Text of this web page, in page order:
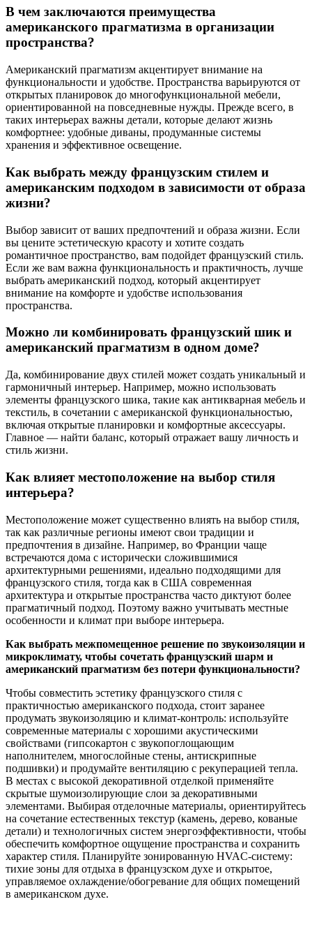
В чем заключаются преимущества
американского прагматизма в организации
пространства?
Американский прагматизм акцентирует внимание на
функциональности и удобстве. Пространства варьируются от
открытых планировок до многофункциональной мебели,
ориентированной на повседневные нужды. Прежде всего, в
таких интерьерах важны детали, которые делают жизнь
комфортнее: удобные диваны, продуманные системы
хранения и эффективное освещение.
Как выбрать между французским стилем и
американским подходом в зависимости от образа
жизни?
Выбор зависит от ваших предпочтений и образа жизни. Если
вы цените эстетическую красоту и хотите создать
романтичное пространство, вам подойдет французский стиль.
Если же вам важна функциональность и практичность, лучше
выбрать американский подход, который акцентирует
внимание на комфорте и удобстве использования
пространства.
Можно ли комбинировать французский шик и
американский прагматизм в одном доме?
Да, комбинирование двух стилей может создать уникальный и
гармоничный интерьер. Например, можно использовать
элементы французского шика, такие как антикварная мебель и
текстиль, в сочетании с американской функциональностью,
включая открытые планировки и комфортные аксессуары.
Главное — найти баланс, который отражает вашу личность и
стиль жизни.
Как влияет местоположение на выбор стиля
интерьера?
Местоположение может существенно влиять на выбор стиля,
так как различные регионы имеют свои традиции и
предпочтения в дизайне. Например, во Франции чаще
встречаются дома с исторически сложившимися
архитектурными решениями, идеально подходящими для
французского стиля, тогда как в США современная
архитектура и открытые пространства часто диктуют более
прагматичный подход. Поэтому важно учитывать местные
особенности и климат при выборе интерьера.
Как выбрать межпомещенное решение по звукоизоляции и
микроклимату, чтобы сочетать французский шарм и
американский прагматизм без потери функциональности?
Чтобы совместить эстетику французского стиля с
практичностью американского подхода, стоит заранее
продумать звукоизоляцию и климат-контроль: используйте
современные материалы с хорошими акустическими
свойствами (гипсокартон с звукопоглощающим
наполнителем, многослойные стены, антискрипные
подшивки) и продумайте вентиляцию с рекуперацией тепла.
В местах с высокой декоративной отделкой применяйте
скрытые шумоизолирующие слои за декоративными
элементами. Выбирая отделочные материалы, ориентируйтесь
на сочетание естественных текстур (камень, дерево, кованые
детали) и технологичных систем энергоэффективности, чтобы
обеспечить комфортное ощущение пространства и сохранить
характер стиля. Планируйте зонированную HVAC-систему:
тихие зоны для отдыха в французском духе и открытое,
управляемое охлаждение/обогревание для общих помещений
в американском духе.